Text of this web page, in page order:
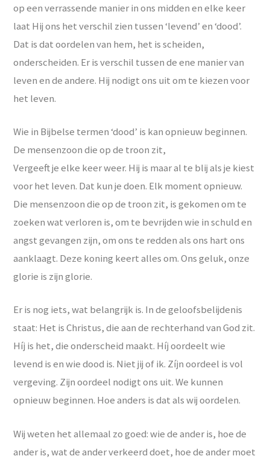
op een verrassende manier in ons midden en elke keer
laat Hij ons het verschil zien tussen ‘levend’ en ‘dood’.
Dat is dat oordelen van hem, het is scheiden,
onderscheiden. Er is verschil tussen de ene manier van
leven en de andere. Hij nodigt ons uit om te kiezen voor
het leven.
Wie in Bijbelse termen ‘dood’ is kan opnieuw beginnen.
De mensenzoon die op de troon zit,
Vergeeft je elke keer weer. Hij is maar al te blij als je kiest
voor het leven. Dat kun je doen. Elk moment opnieuw.
Die mensenzoon die op de troon zit, is gekomen om te
zoeken wat verloren is, om te bevrijden wie in schuld en
angst gevangen zijn, om ons te redden als ons hart ons
aanklaagt. Deze koning keert alles om. Ons geluk, onze
glorie is zijn glorie.
Er is nog iets, wat belangrijk is. In de geloofsbelijdenis
staat: Het is Christus, die aan de rechterhand van God zit.
Híj is het, die onderscheid maakt. Híj oordeelt wie
levend is en wie dood is. Niet jij of ik. Zíjn oordeel is vol
vergeving. Zijn oordeel nodigt ons uit. We kunnen
opnieuw beginnen. Hoe anders is dat als wij oordelen.
Wij weten het allemaal zo goed: wie de ander is, hoe de
ander is, wat de ander verkeerd doet, hoe de ander moet